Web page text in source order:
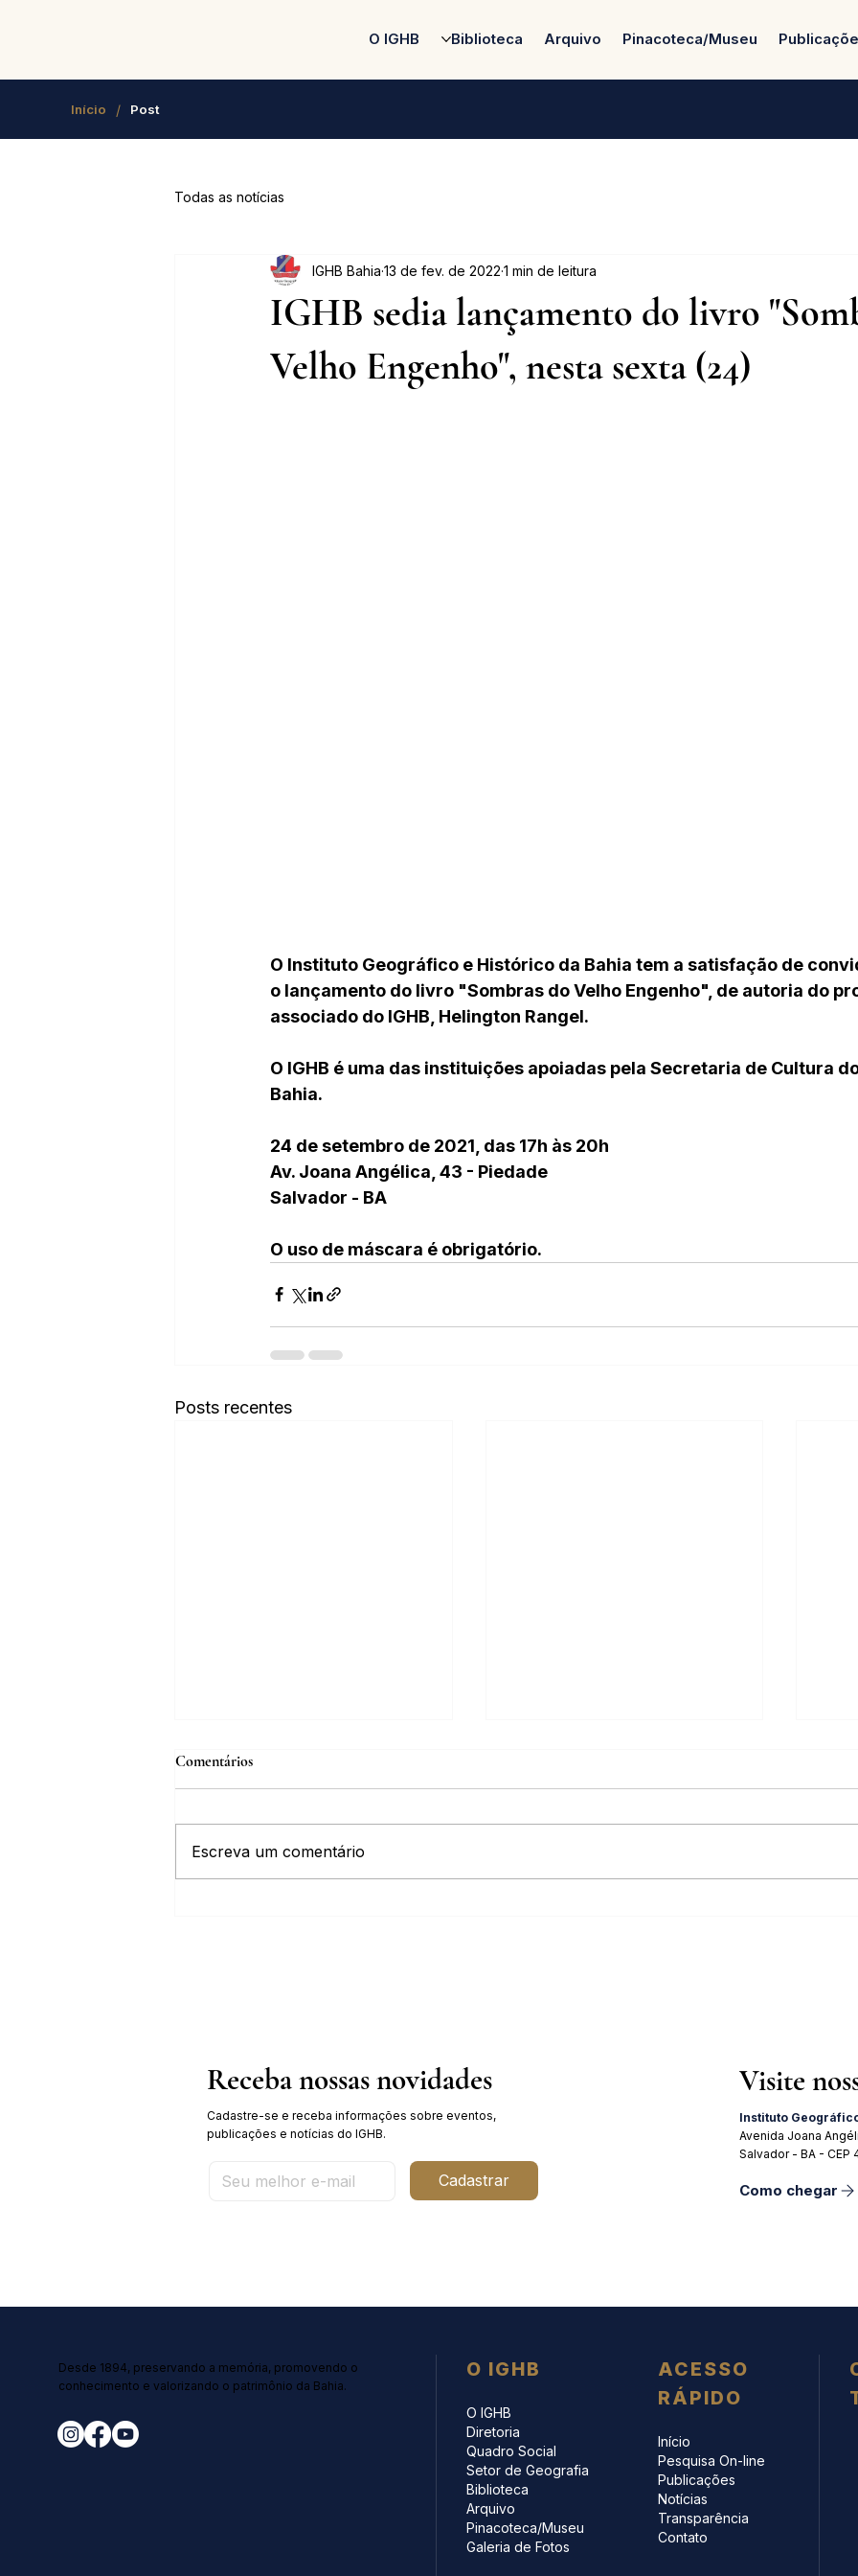
O IGHB Biblioteca Arquivo Pinacoteca/Museu
Início / Post
Todas as notícias
IGHB sedia lançamento do livro
Velho Engenho", nesta sexta (24)
IGHB Bahia 13 de fev. de 2022 1 min de leitura
O Instituto Geográfico e Histórico da Bahia tem a satisfação de
o lançamento do livro "Sombras do Velho Engenho", de autoria do
associado do IGHB, Helington Rangel.
O IGHB é uma das instituições apoiadas pela Secretaria de Cultura
Bahia.
24 de setembro de 2021, das 17h às 20h
Av. Joana Angélica, 43 - Piedade
Salvador - BA
O uso de máscara é obrigatório.
Posts recentes
Comentários
Escreva um comentário
Receba nossas novidades
Cadastre-se e receba informações sobre eventos,
publicações e notícias do IGHB.
Cadastrar
Visite
Instituto
Avenida Joana
Salvador - BA - CEP
Como chegar
Desde 1894, preservando a memória, promovendo o
conhecimento e valorizando o patrimônio da Bahia.
O IGHB
O IGHB
Diretoria
Quadro Social
Setor de Geografia
Biblioteca
Arquivo
Pinacoteca/Museu
Galeria de Fotos
ACESSO
RÁPIDO
Início
Pesquisa On-line
Publicações
Notícias
Transparência
Contato